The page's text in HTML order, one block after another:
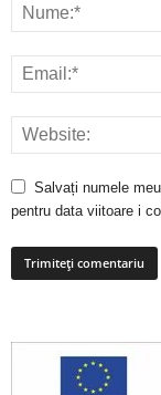
Salvați numele
pentru data viitoare i